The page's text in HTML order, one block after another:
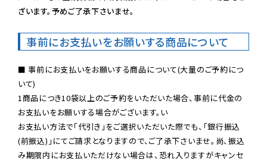
ざいます。予めご了承下さいませ。
事前にお支払いをお願いする商品について
■ 事前にお支払いをお願いする商品について(大量のご予約につ
いて)
1商品につき10袋以上のご予約をいただいた場合、事前に代金の
お支払いをお願いする場合がございます。い
お支払い方法で「代引き」をご選択いただいた際でも、「銀行振込
(前振込)」にてご請求となりますので、ご了承下さいませ。尚、振込
み期限内にお支払いただけない場合は、恐れ入りますがキャンセ